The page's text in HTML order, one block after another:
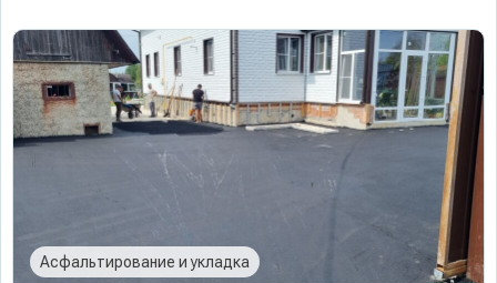
Асфальтирование и укладка